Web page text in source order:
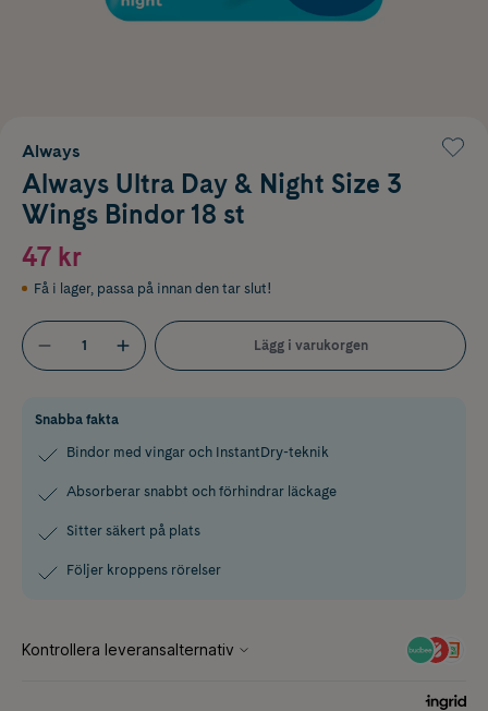
Always
Always Ultra Day & Night Size 3
Wings Bindor 18 st
47 kr
Få i lager, passa på innan den tar slut!
Lägg i varukorgen
Snabba fakta
Bindor med vingar och InstantDry-teknik
Absorberar snabbt och förhindrar läckage
Sitter säkert på plats
Följer kroppens rörelser